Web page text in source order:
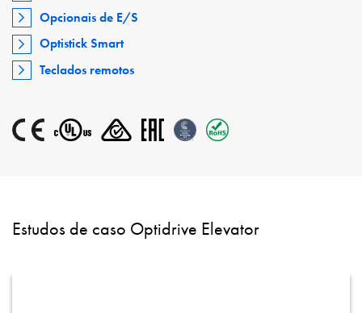
Opcionais de E/S
Optistick Smart
Teclados remotos
Estudos de caso Optidrive Elevator